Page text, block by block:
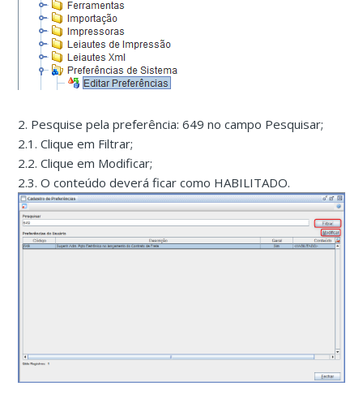
2. Pesquise pela preferência: 649 no campo Pesquisar;
2.1. Clique em Filtrar;
2.2. Clique em Modificar;
2.3. O conteúdo deverá ficar como HABILITADO.